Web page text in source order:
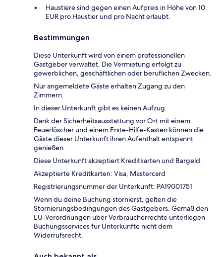
Haustiere sind gegen einen Aufpreis in Höhe von 10
EUR pro Haustier und pro Nacht erlaubt.
Bestimmungen
Diese Unterkunft wird von einem professionellen
Gastgeber verwaltet. Die Vermietung erfolgt zu
gewerblichen, geschäftlichen oder beruflichen Zwecken.
Nur angemeldete Gäste erhalten Zugang zu den
Zimmern.
In dieser Unterkunft gibt es keinen Aufzug.
Dank der Sicherheitsausstattung vor Ort mit einem
Feuerlöscher und einem Erste-Hilfe-Kasten können die
Gäste dieser Unterkunft ihren Aufenthalt entspannt
genießen.
Diese Unterkunft akzeptiert Kreditkarten und Bargeld.
Akzeptierte Kreditkarten: Visa, Mastercard
Registrierungsnummer der Unterkunft: PA19001751
Wenn du deine Buchung stornierst, gelten die
Stornierungsbedingungen des Gastgebers. Gemäß den
EU-Verordnungen über Verbraucherrechte unterliegen
Buchungsservices für Unterkünfte nicht dem
Widerrufsrecht.